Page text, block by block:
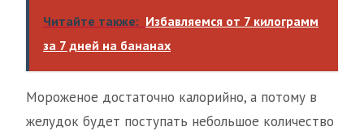
Читайте также: Избавляемся от 7 килограмм
за 7 дней на бананах
Мороженое достаточно калорийно, а потому в
желудок будет поступать небольшое количество